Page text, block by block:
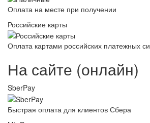
Оплата на месте при получении
Российские карты
Оплата картами российских платежных
На сайте (онлайн)
SberPay
Быстрая оплата для клиентов Сбера